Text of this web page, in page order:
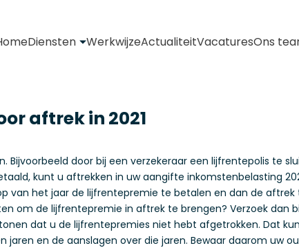
Diensten WerkwijzeActualiteitVacaturesOns
aftrek in 2021
door bij een verzekeraar een lijfrentepolis te
kunt u aftrekken in uw aangifte inkomstenbelasting
van het jaar de lijfrentepremie te betalen en dan de aftrek
om de lijfrentepremie in aftrek te brengen? Verzoek dan
dat u de lijfrentepremies niet hebt afgetrokken. Dat
en de aanslagen over die jaren. Bewaar daarom uw